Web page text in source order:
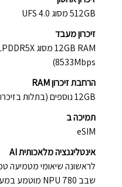
512GB מסוג UFS 4.0
זיכרון מעבד
8533Mbps)
הרחבת זיכרון RAM
12GB נוספים (בתלות בזיכרון אחסון פנוי)
תמיכה ב
eSIM
אינטליגנציה מלאכותית AI
שבב NPU 780 מוטמע במעבד לתמיכה ב